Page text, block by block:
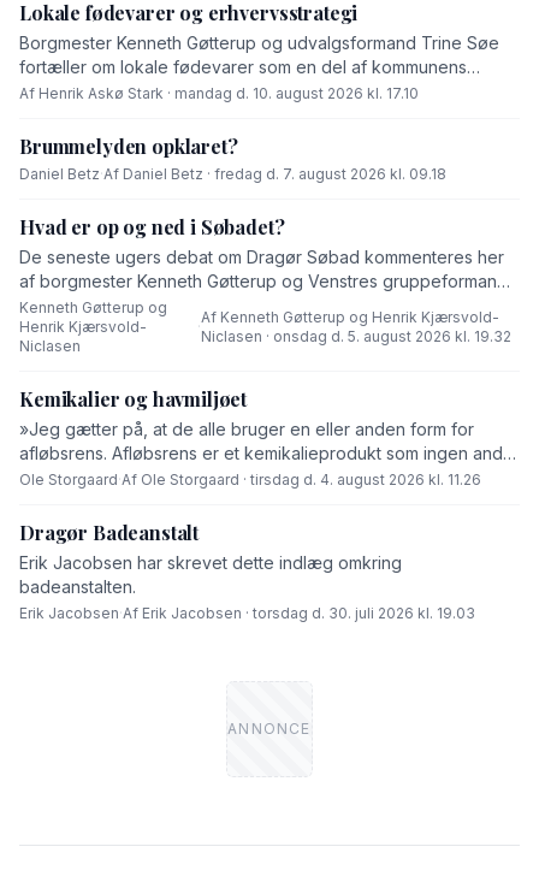
Lokale fødevarer og erhvervsstrategi
Borgmester Kenneth Gøtterup og udvalgsformand Trine Søe
fortæller om lokale fødevarer som en del af kommunens
erhvervsstrategi i dette indlæg.
Af Henrik Askø Stark · mandag d. 10. august 2026 kl. 17.10
Brummelyden opklaret?
Daniel Betz·Af Daniel Betz · fredag d. 7. august 2026 kl. 09.18
Hvad er op og ned i Søbadet?
De seneste ugers debat om Dragør Søbad kommenteres her
af borgmester Kenneth Gøtterup og Venstres gruppeformand
Henrik Kjærsvold-Niclasen.
Kenneth Gøtterup og
Henrik Kjærsvold-
Niclasen
·
Af Kenneth Gøtterup og Henrik Kjærsvold-
Niclasen · onsdag d. 5. august 2026 kl. 19.32
Kemikalier og havmiljøet
»Jeg gætter på, at de alle bruger en eller anden form for
afløbsrens. Afløbsrens er et kemikalieprodukt som ingen andre
end fabrikanten ved hvad består af,« skriver Ole Storgaard i
Ole Storgaard·Af Ole Storgaard · tirsdag d. 4. august 2026 kl. 11.26
Dragør Badeanstalt
Erik Jacobsen har skrevet dette indlæg omkring
badeanstalten.
Erik Jacobsen·Af Erik Jacobsen · torsdag d. 30. juli 2026 kl. 19.03